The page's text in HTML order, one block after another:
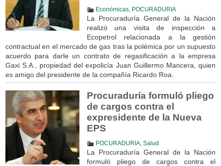
Económicas, POCURADURIA
La Procuraduría General de la Nación
realizó una visita de inspección a
Ecopetrol relacionada a la gestión
contractual en el mercado de gas tras la polémica por un supuesto
acuerdo para darle un contrato de regasificación a la empresa
Gaxi S.A., propiedad del expolicía Juan Guillermo Mancera, quien
es amigo del presidente de la compañía Ricardo Roa.
Procuraduría formuló pliego
de cargos contra el
expresidente de la Nueva
EPS ​​​
POCURADURIA, Salud
La Procuraduría General de la Nación
formuló pliego de cargos contra el